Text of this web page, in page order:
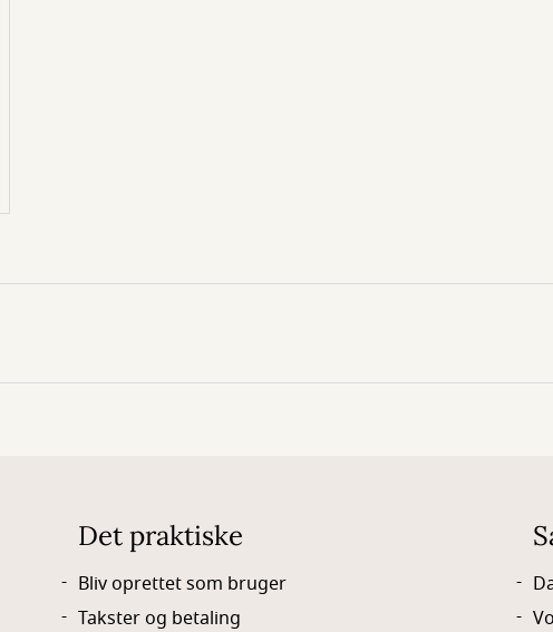
Det praktiske
Bliv oprettet som bruger
Takster og betaling